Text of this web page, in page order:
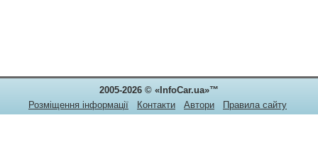
2005-2026 © «InfoCar.ua»™
Розміщення інформації
Контакти Автори
Правила сайту